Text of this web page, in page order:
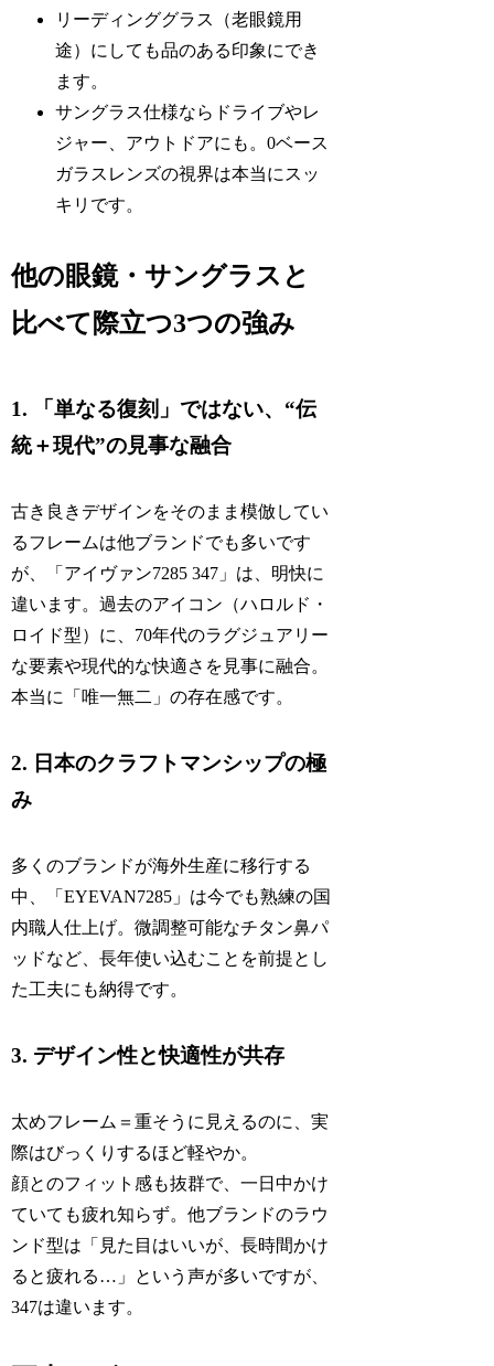
リーディンググラス（老眼鏡用
途）にしても品のある印象にでき
ます。
サングラス仕様ならドライブやレ
ジャー、アウトドアにも。0ベース
ガラスレンズの視界は本当にスッ
キリです。
他の眼鏡・サングラスと
比べて際立つ3つの強み
1. 「単なる復刻」ではない、“伝
統＋現代”の見事な融合
古き良きデザインをそのまま模倣してい
るフレームは他ブランドでも多いです
が、「アイヴァン7285 347」は、明快に
違います。過去のアイコン（ハロルド・
ロイド型）に、70年代のラグジュアリー
な要素や現代的な快適さを見事に融合。
本当に「唯一無二」の存在感です。
2. 日本のクラフトマンシップの極
み
多くのブランドが海外生産に移行する
中、「EYEVAN7285」は今でも熟練の国
内職人仕上げ。微調整可能なチタン鼻パ
ッドなど、長年使い込むことを前提とし
た工夫にも納得です。
3. デザイン性と快適性が共存
太めフレーム＝重そうに見えるのに、実
際はびっくりするほど軽やか。
顔とのフィット感も抜群で、一日中かけ
ていても疲れ知らず。他ブランドのラウ
ンド型は「見た目はいいが、長時間かけ
ると疲れる…」という声が多いですが、
347は違います。